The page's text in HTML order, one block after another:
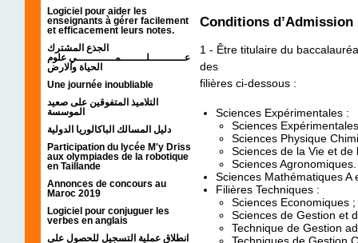
Logiciel pour aider les
enseignants à gérer facilement
et efficacement leurs notes.
الجذع المشترك
عـــــــــــلــــــــمــــــــــــي علوم
الحياة والارض
Une journée inoubliable
التلاميذ المتفوقين على صعيد
الموسسة
دليل المسالك الباكالوريا الدولية
Participation du lycée M'y Driss
aux olympiades de la robotique
en Taillande
Annonces de concours au
Maroc 2019
Logiciel pour conjuguer les
verbes en anglais
انطلاق عملية التسجيل للحصول على
Conditions d’Admission
1 - Être titulaire du
des
filières ci-dessous :
Sciences Expérimentales :
Sciences
Sciences Physique
Sciences de la Vie et de
Sciences Agronomiques.
Sciences Mathématiques A
Filières Techniques :
Sciences Economiques ;
Sciences de Gestion et
Technique de Gestion